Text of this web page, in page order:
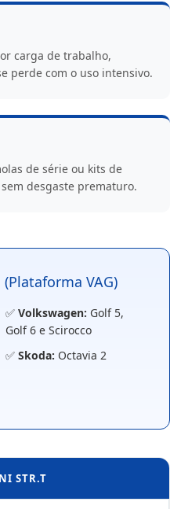
carga de trabalho,
perde com o uso intensivo.
de série ou kits de
desgaste prematuro.
VAG)
✅ Volkswagen: Golf 5,
Golf 6 e Scirocco
✅ Skoda: Octavia 2
STR.T